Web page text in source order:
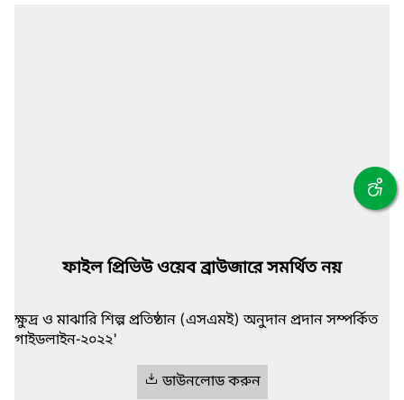
ফাইল প্রিভিউ ওয়েব ব্রাউজারে সমর্থিত নয়
ক্ষুদ্র ও মাঝারি শিল্প প্রতিষ্ঠান (এসএমই) অনুদান প্রদান সম্পর্কিত
গাইডলাইন-২০২২'
ডাউনলোড করুন